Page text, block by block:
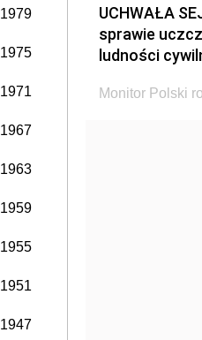
1979
1975
1971
1967
1963
1959
1955
1951
1947
UCHWAŁA
sprawie
ludności
Monitor Polski